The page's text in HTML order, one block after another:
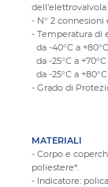
- N° 2
- Temperatura di
da -40°C a
da -25°C a
da -25°C a
- Grado di
MATERIALI
- Corpo e
poliestere*.
- Indicatore: